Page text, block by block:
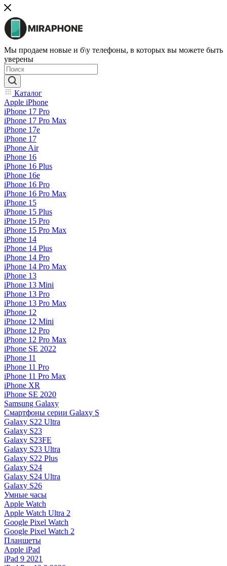
Мы продаем новые и б\у телефоны, в которых вы можете быть
уверены
Каталог
Apple iPhone
iPhone 17 Pro
iPhone 17 Pro Max
iPhone 17e
iPhone 17
iPhone Air
iPhone 16
iPhone 16 Plus
iPhone 16e
iPhone 16 Pro
iPhone 16 Pro Max
iPhone 15
iPhone 15 Plus
iPhone 15 Pro
iPhone 15 Pro Max
iPhone 14
iPhone 14 Plus
iPhone 14 Pro
iPhone 14 Pro Max
iPhone 13
iPhone 13 Mini
iPhone 13 Pro
iPhone 13 Pro Max
iPhone 12
iPhone 12 Mini
iPhone 12 Pro
iPhone 12 Pro Max
iPhone SE 2022
iPhone 11
iPhone 11 Pro
iPhone 11 Pro Max
iPhone XR
iPhone SE 2020
Samsung Galaxy
Смартфоны серии Galaxy S
Galaxy S22 Ultra
Galaxy S23
Galaxy S23FE
Galaxy S23 Ultra
Galaxy S22 Plus
Galaxy S24
Galaxy S24 Ultra
Galaxy S26
Умные часы
Apple Watch
Apple Watch Ultra 2
Google Pixel Watch
Google Pixel Watch 2
Планшеты
Apple iPad
iPad 9 2021